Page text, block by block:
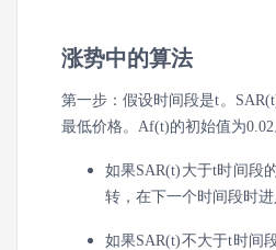
涨势中的算法
第一步：假设时间段是t。
最低价格。Af(t)的初始值为0.02
如果SAR(t)大于t时间段
转，在下一个时间段时进
如果SAR(t)不大于t时间